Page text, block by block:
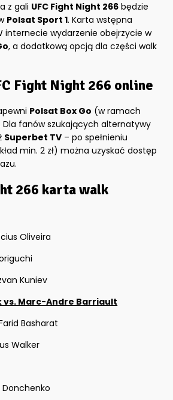
z gali UFC Fight Night 266 będzie
Polsat Sport 1. Karta wstępna
internecie wydarzenie obejrzycie w
, a dodatkową opcją dla części walk
Fight Night 266 online
Polsat Box Go (w ramach
fanów szukających alternatywy
Superbet TV – po spełnieniu
min. 2 zł) można uzyskać dostęp
266 karta walk
Oliveira
Kuniev
vs. Marc-Andre Barriault
Basharat
Walker
Donchenko